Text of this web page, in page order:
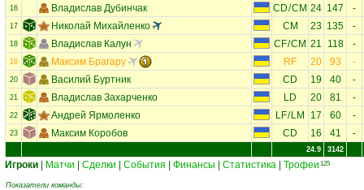
16 Владислав Дубинчак CD/CM 24 147 -
17 Николай Михайленко CM 23 135 -
18 Владислав Калун CF/CM 21 118 -
19 Максим Брагару RF 20 93 -
20 Василий Буртник CD 19 40 -
21 Владислав Захарченко LD 20 81 -
22 Андрей Ярмоленко LF/ LM 17 60 -
23 Максим Коробов CD 16 41 -
24.9 3142
Игроки Матчи Сделки События Финансы Статистика Трофеи 125
Показатели команды: